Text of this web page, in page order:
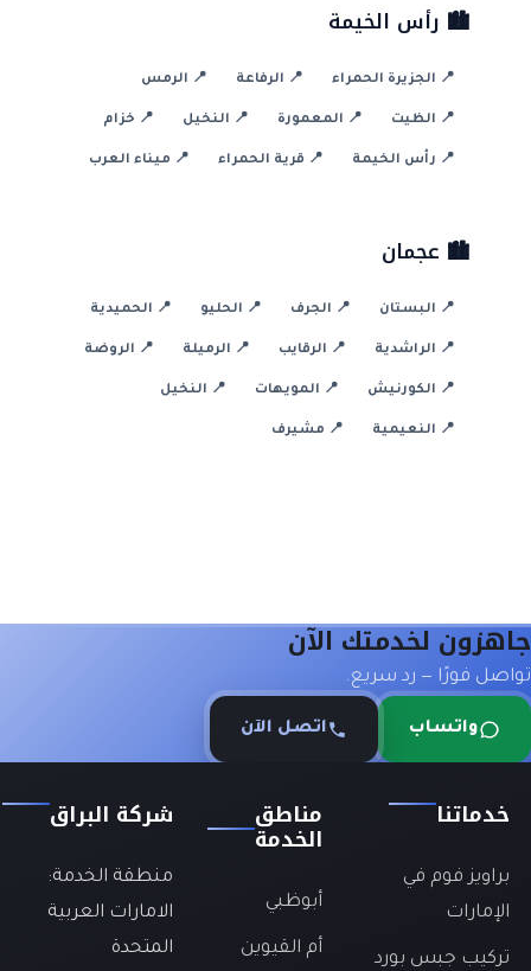
🏙️ رأس الخيمة
📍 الجزيرة الحمراء 📍 الرفاعة 📍 الرمس
📍 الظيت 📍 المعمورة 📍 النخيل 📍 خزام
📍 رأس الخيمة 📍 قرية الحمراء 📍 ميناء العرب
🏙️ عجمان
📍 البستان 📍 الجرف 📍 الحليو 📍 الحميدية
📍 الراشدية 📍 الرقايب 📍 الرميلة 📍 الروضة
📍 الكورنيش 📍 المويهات 📍 النخيل
📍 النعيمية 📍 مشيرف
جاهزون لخدمتك الآن
تواصل فورًا — رد سريع.
واتساب اتصل الآن
خدماتنا
براويز فوم في
الإمارات
تركيب جبس بورد
مناطق
الخدمة
أبوظبي
أم القيوين
شركة البراق
منطقة الخدمة:
الامارات العربية
المتحدة